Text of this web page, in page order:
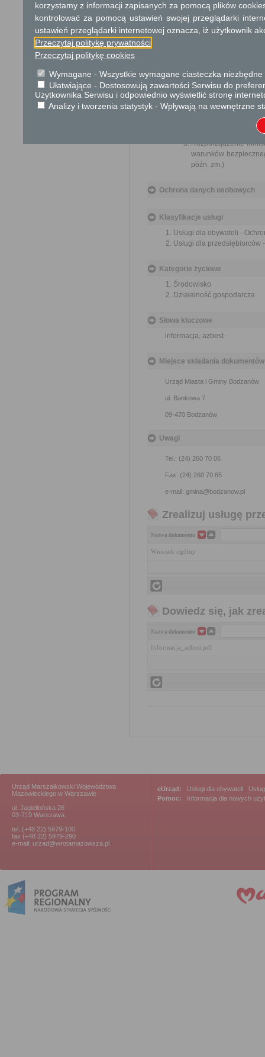
Skargi i wnioski
Przedmiotem skargi może być
Podstawa prawna
Ustawa z dnia 27
Rozporządzenie
wyrobów
wykorzystywane
Rozporządzenie
warunków
późn. zm.)
Ochrona danych osobowych
Klasyfikacje usługi
Usługi dla obywateli -
Usługi dla
Kategorie życiowe
Środowisko
Działalność gospodarcza
Słowa kluczowe
informacja, azbest
Miejsce składania dokumentów
Urząd Miasta i Gminy Bodzanów
ul. Bankowa 7
09-470 Bodzanów
Uwagi
Tel.: (24) 260 70 06
Fax: (24) 260 70 65
e-mail: gmina@bodzanow.pl
Zrealizuj usługę
Nazwa dokumentu
Wniosek ogólny
Dowiedz się, jak
Nazwa dokumentu
Informacja_azbest.pdf
Urząd Marszałkowski Województwa
Mazowieckiego w Warszawie
ul. Jagiellońska 26
03-719 Warszawa
tel. (+48 22) 5979-100
fax (+48 22) 5979-290
e-mail: urzad@wrotamazowsza.pl
eUrząd: Usługi dla obywateli
Pomoc:
Informacja dla nowych
korzystamy z informacji zapisanych za pomocą plików
kontrolować za pomocą ustawień swojej przeglądarki
ustawień przeglądarki internetowej oznacza, iż użytkownik
Przeczytaj politykę prywatności
Przeczytaj politykę cookies
Wymagane - Wszystkie wymagane ciasteczka
Ułatwiające - Dostosowują zawartości Serwisu do
Użytkownika Serwisu i odpowiednio wyświetlić stronę
Analizy i tworzenia statystyk - Wpływają na wewnętrzne